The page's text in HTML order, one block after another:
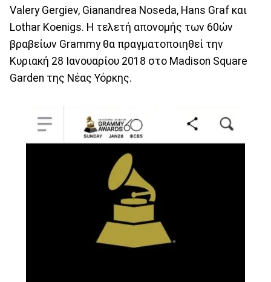
Valery Gergiev, Gianandrea Noseda, Hans Graf και
Lothar Koenigs. Η τελετή απονομής των 60ών
βραβείων Grammy θα πραγματοποιηθεί την
Κυριακή 28 Ιανουαρίου 2018 στο Madison Square
Garden της Νέας Υόρκης.